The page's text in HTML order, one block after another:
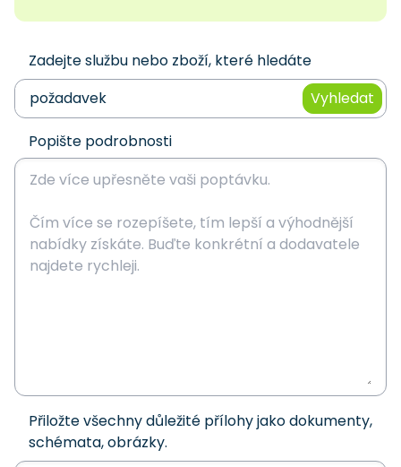
Zadejte službu nebo zboží, které hledáte
Vyhledat
Popište podrobnosti
Přiložte všechny důležité přílohy jako dokumenty,
schémata, obrázky.